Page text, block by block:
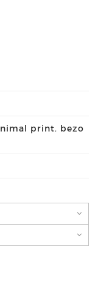
print, bezo